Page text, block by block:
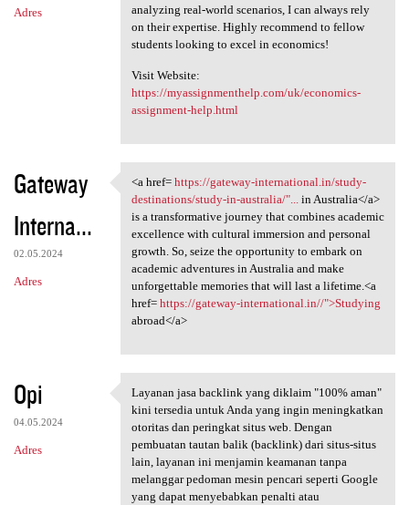
Adres
analyzing real-world scenarios, I can always rely
on their expertise. Highly recommend to fellow
students looking to excel in economics!
Visit Website:
https://myassignmenthelp.com/uk/economics-
assignment-help.html
Gateway
Interna...
02.05.2024
Adres
<a href= https://gateway
<a href= https://gateway-international.in/study-
destinations/study-in-australia/"...
in Australia</a>
is a transformative journey that combines academic
excellence with cultural immersion and personal
growth. So, seize the opportunity to embark on
academic adventures in Australia and make
unforgettable memories that will last a lifetime.<a
href= https://gateway-international.in//">Studying
abroad</a>
Opi
04.05.2024
Adres
Layanan jasa backlink yang
Layanan jasa backlink yang diklaim "100% aman"
kini tersedia untuk Anda yang ingin meningkatkan
otoritas dan peringkat situs web. Dengan
pembuatan tautan balik (backlink) dari situs-situs
lain, layanan ini menjamin keamanan tanpa
melanggar pedoman mesin pencari seperti Google
yang dapat menyebabkan penalti atau